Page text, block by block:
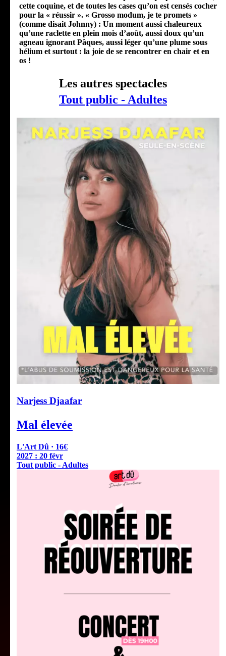
cette coquine, et de toutes les cases qu’on est censés cocher
pour la « réussir ». « Grosso modum, je te promets »
(comme disait Johnny) : Un moment aussi chaleureux
qu’une raclette en plein mois d’août, aussi doux qu’un
agneau ignorant Pâques, aussi léger qu’une plume sous
hélium et surtout : la joie de se rencontrer en chair et en
os !
Les autres spectacles
Tout public - Adultes
Narjess Djaafar
Mal élevée
L'Art Dû · 16€
2027 : 20 févr
Tout public - Adultes